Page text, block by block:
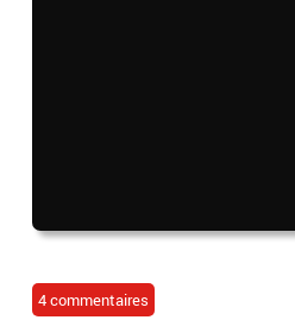
4 commentaires